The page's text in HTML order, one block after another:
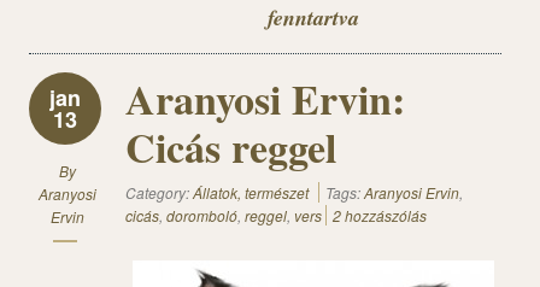
fenntartva
jan
13
By
Aranyosi
Ervin
Aranyosi Ervin:
Cicás reggel
Category:Állatok, természet Tags:Aranyosi Ervin,
cicás, doromboló, reggel, vers 2 hozzászólás